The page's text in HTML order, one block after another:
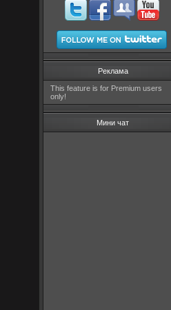
Реклама
This feature is for Premium users
only!
Мини чат